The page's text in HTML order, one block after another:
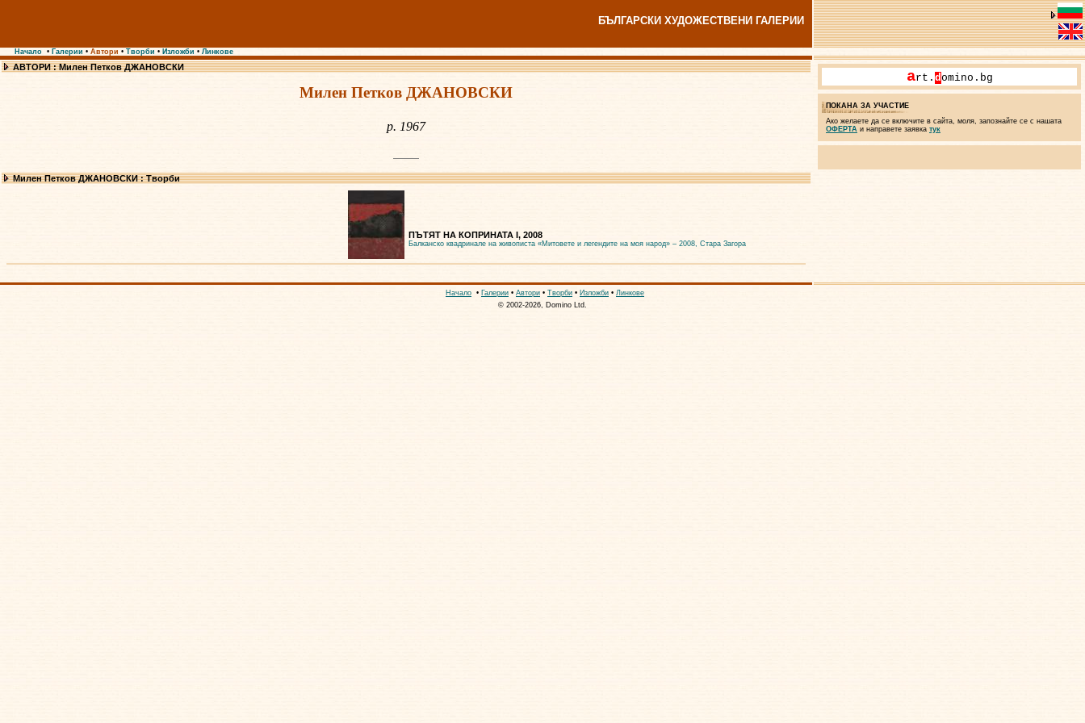
БЪЛГАРСКИ ХУДОЖЕСТВЕНИ ГАЛЕРИИ
Начало • Галерии • Автори • Творби • Изложби • Линкове
АВТОРИ : Милен Петков ДЖАНОВСКИ
Милен Петков ДЖАНОВСКИ
р. 1967
Милен Петков ДЖАНОВСКИ : Творби
ПЪТЯТ НА КОПРИНАТА I, 2008
Балканско квадринале на живописта «Митовете и легендите на моя народ» – 2008, Стара Загора
art. domino.bg
ПОКАНА ЗА УЧАСТИЕ
Ако желаете да се включите в сайта, моля, запознайте се с нашата
ОФЕРТА и направете заявка тук
Начало • Галерии • Автори • Творби • Изложби • Линкове
© 2002-2026, Domino Ltd.